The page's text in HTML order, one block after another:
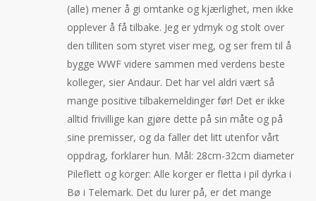
(alle) mener å gi omtanke og kjærlighet, men ikke
opplever å få tilbake. Jeg er ydmyk og stolt over
den tilliten som styret viser meg, og ser frem til å
bygge WWF videre sammen med verdens beste
kolleger, sier Andaur. Det har vel aldri vært så
mange positive tilbakemeldinger før! Det er ikke
alltid frivillige kan gjøre dette på sin måte og på
sine premisser, og da faller det litt utenfor vårt
oppdrag, forklarer hun. Mål: 28cm-32cm diameter
Pileflett og korger: Alle korger er fletta i pil dyrka i
Bø i Telemark. Det du lurer på, er det mange